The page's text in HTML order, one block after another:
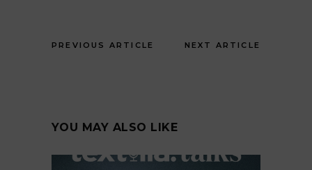
PREVIOUS ARTICLE NEXT ARTICLE
YOU MAY ALSO LIKE